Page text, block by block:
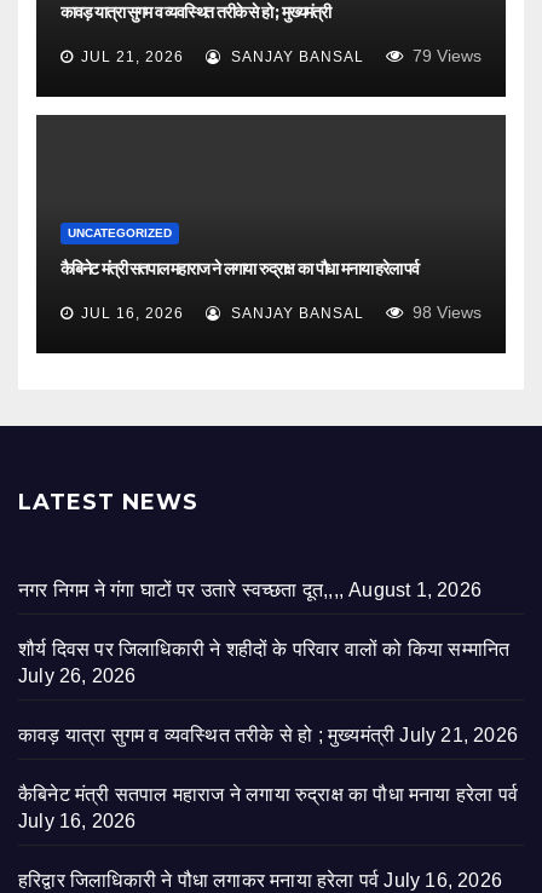
कावड़ यात्रा सुगम व व्यवस्थित तरीके से हो ; मुख्यमंत्री
JUL 21, 2026 SANJAY BANSAL 79 Views
UNCATEGORIZED
कैबिनेट मंत्री सतपाल महाराज ने लगाया रुद्राक्ष का पौधा मनाया हरेला पर्व
JUL 16, 2026 SANJAY BANSAL 98 Views
LATEST NEWS
नगर निगम ने गंगा घाटों पर उतारे स्वच्छता दूत,,,, August 1, 2026
शौर्य दिवस पर जिलाधिकारी ने शहीदों के परिवार वालों को किया सम्मानित
July 26, 2026
कावड़ यात्रा सुगम व व्यवस्थित तरीके से हो ; मुख्यमंत्री July 21, 2026
कैबिनेट मंत्री सतपाल महाराज ने लगाया रुद्राक्ष का पौधा मनाया हरेला पर्व
July 16, 2026
हरिद्वार जिलाधिकारी ने पौधा लगाकर मनाया हरेला पर्व July 16, 2026